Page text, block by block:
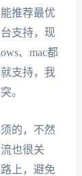
推荐最优
支持，现
、mac都
支持，我
。
的，不然
也很关
上，避免